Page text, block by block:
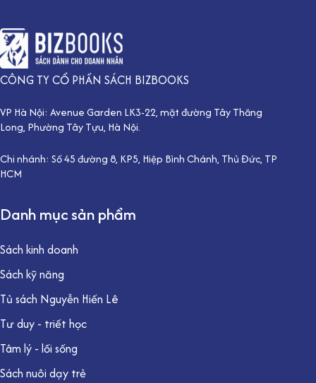
CÔNG TY CỔ PHẦN SÁCH BIZBOOKS
VP Hà Nội: Avenue Garden LK3-22, mặt đường Tây Thăng
Long, Phường Tây Tựu, Hà Nội.
Chi nhánh: Số 45 đường 8, KP5, Hiệp Bình Chánh, Thủ Đức, TP
HCM
Danh mục sản phẩm
Sách kinh doanh
Sách kỹ năng
Tủ sách Nguyễn Hiến Lê
Tư duy - triết học
Tâm lý - lối sống
Sách nuôi dạy trẻ